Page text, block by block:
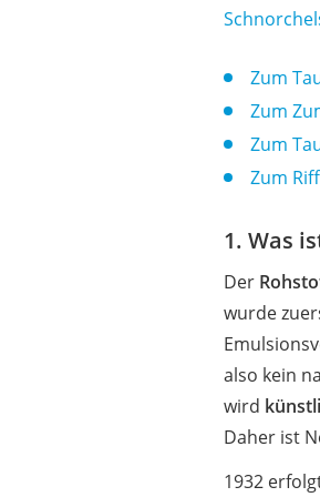
Zum
Zum
Zum
Zum
1. Was
Der
wurde
also kein
wird
Daher ist
1932